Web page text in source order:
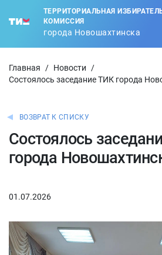
ТЕРРИТОРИАЛЬНАЯ
КОМИССИЯ
города Новошахтинска
Главная / Новости
/
Состоялось заседание ТИК города
ВОЗВРАТ К СПИСКУ
Состоялось
города
01.07.2026